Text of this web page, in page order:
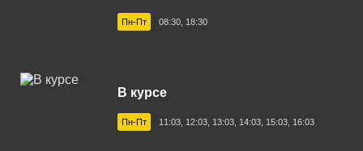
Пн-Пт 08:30, 18:30
В курсе
Пн-Пт 11:03, 12:03, 13:03, 14:03, 15:03, 16:03